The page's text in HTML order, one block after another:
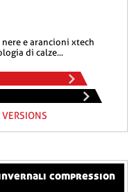
di calze...